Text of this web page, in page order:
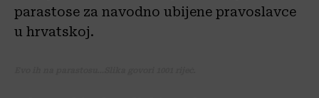
parastose za navodno ubijene pravoslavce
u hrvatskoj.